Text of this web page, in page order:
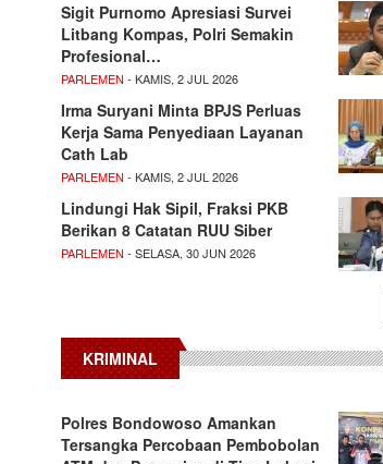
Sigit Purnomo Apresiasi Survei
Litbang Kompas, Polri Semakin
Profesional…
PARLEMEN - KAMIS, 2 JUL 2026
Irma Suryani Minta BPJS Perluas
Kerja Sama Penyediaan Layanan
Cath Lab
PARLEMEN - KAMIS, 2 JUL 2026
Lindungi Hak Sipil, Fraksi PKB
Berikan 8 Catatan RUU Siber
PARLEMEN - SELASA, 30 JUN 2026
KRIMINAL
Polres Bondowoso Amankan
Tersangka Percobaan Pembobolan